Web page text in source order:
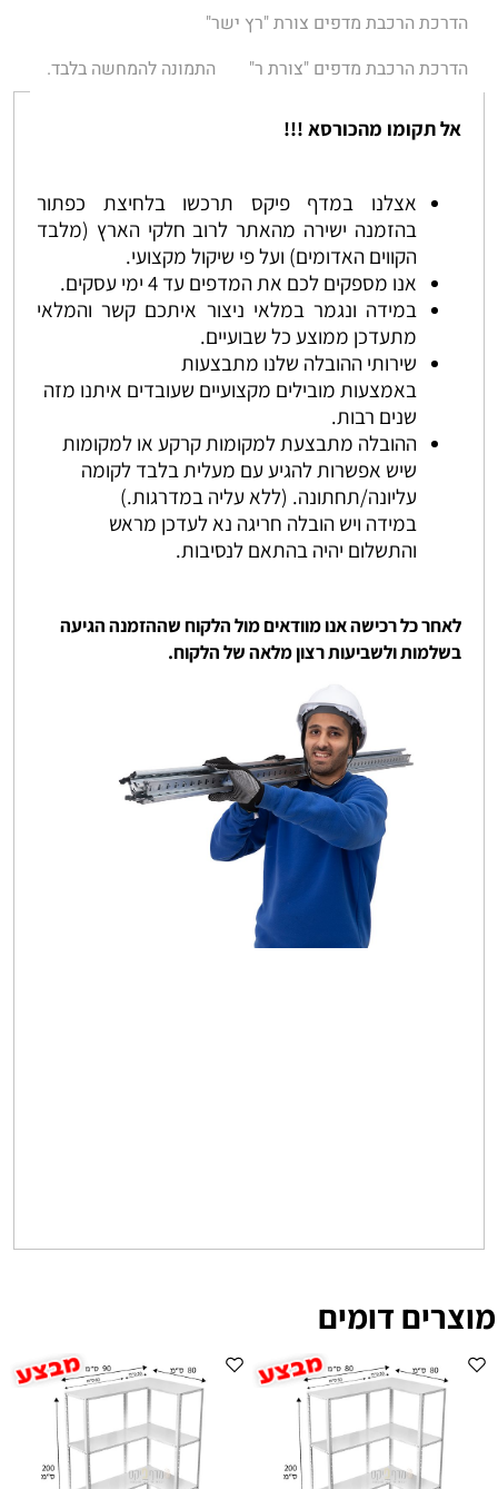
הדרכת הרכבת מדפים צורת "רץ ישר"
הדרכת הרכבת מדפים "צורת ר"
התמונה להמחשה בלבד.
אל תקומו מהכורסא !!!
אצלנו במדף פיקס תרכשו בלחיצת כפתור
בהזמנה ישירה מהאתר לרוב חלקי הארץ (מלבד
הקווים האדומים) ועל פי שיקול מקצועי.
אנו מספקים לכם את המדפים עד 4 ימי עסקים.
במידה ונגמר במלאי ניצור איתכם קשר והמלאי
מתעדכן ממוצע כל שבועיים.
שירותי ההובלה שלנו מתבצעות
באמצעות מובילים מקצועיים שעובדים איתנו מזה
שנים רבות.
ההובלה מתבצעת למקומות קרקע או למקומות
שיש אפשרות להגיע עם מעלית בלבד לקומה
עליונה/תחתונה. (ללא עליה במדרגות.)
במידה ויש הובלה חריגה נא לעדכן מראש
והתשלום יהיה בהתאם לנסיבות.
לאחר כל רכישה אנו מוודאים מול הלקוח שההזמנה הגיעה
בשלמות ולשביעות רצון מלאה של הלקוח.
מוצרים דומים